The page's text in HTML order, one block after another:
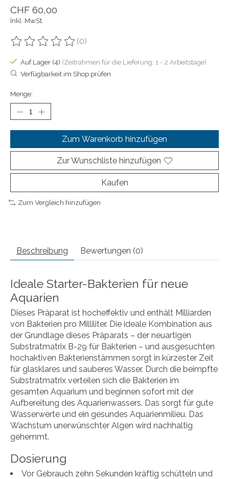
CHF 60,00
Inkl. MwSt.
Die Bewertung dieses Produkts ist
(0)
Auf Lager (4) (Zeitrahmen für die Lieferung: 1 - 2 Arbeitstage)
Verfügbarkeit im Shop prüfen
Menge:
Zum Warenkorb hinzufügen
Zur Wunschliste hinzufügen
Kaufen
Zum Vergleich hinzufügen
Beschreibung Bewertungen (0)
Ideale Starter-Bakterien für neue
Aquarien
Dieses Präparat ist hocheffektiv und enthält Milliarden
von Bakterien pro Milliliter. Die ideale Kombination aus
der Grundlage dieses Präparats – der neuartigen
Substratmatrix B-29 für Bakterien – und ausgesuchten
hochaktiven Bakterienstämmen sorgt in kürzester Zeit
für glasklares und sauberes Wasser. Durch die beimpfte
Substratmatrix verteilen sich die Bakterien im
gesamten Aquarium und beginnen sofort mit der
Aufbereitung des Aquarienwassers. Das sorgt für gute
Wasserwerte und ein gesundes Aquarienmilieu. Das
Wachstum unerwünschter Algen wird nachhaltig
gehemmt.
Dosierung
Vor Gebrauch zehn Sekunden kräftig schütteln und